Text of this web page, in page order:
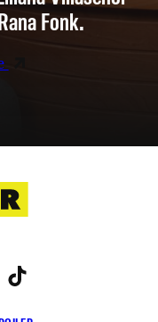
Fonk.
YouTube